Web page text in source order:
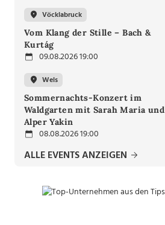
Vöcklabruck
Vom Klang der Stille – Bach &
Kurtág
09.08.2026 19:00
Wels
Sommernachts-Konzert im
Waldgarten mit Sarah Maria und
Alper Yakin
08.08.2026 19:00
ALLE EVENTS ANZEIGEN